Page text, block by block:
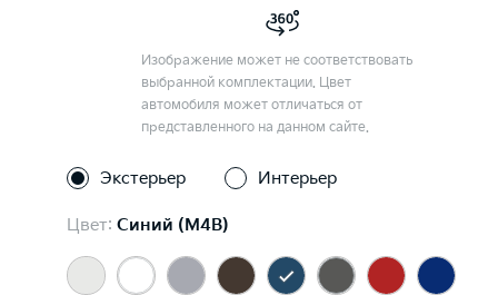
Изображение может не соответствовать
выбранной комплектации. Цвет
автомобиля может отличаться от
представленного на данном сайте.
Экстерьер Интерьер
Цвет: Синий (M4B)